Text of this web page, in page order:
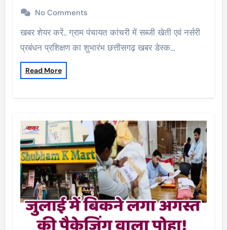
No Comments
खबर शेयर करें.. ग्राम पंचायत कांचरी में सब्जी खेती एवं नर्सरी
प्रबंधन प्रशिक्षण का शुभारंभ छत्तीसगढ़ खबर डेस्क…
Read More